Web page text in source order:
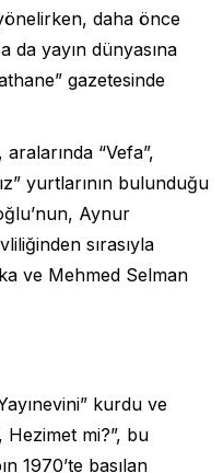
daha önce
da yayın dünyasına
gazetesinde
“Vefa”,
yurtlarının bulunduğu
Aynur
sırasıyla
ve Mehmed Selman
kurdu ve
Hezimet mi?”, bu
1970’te basılan